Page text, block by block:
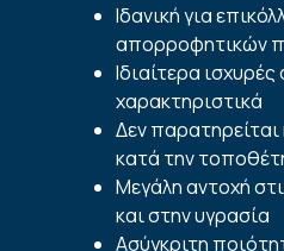
Ιδανική για
απορροφητικών
Ιδιαίτερα
χαρακτηριστικά
Δεν
κατά την
Μεγάλη αντοχή
και στην υγρασία
Ασύγκριτη